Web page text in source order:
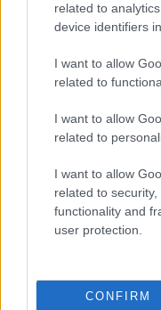
related to
device identifiers
I want to allow
related to
I want to allow
related to
I want to allow
related to
functionality and
user protection.
CONFIRM
Τροχαίο Απώλεια